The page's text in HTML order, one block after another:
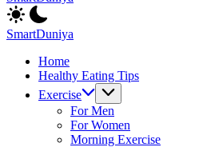
Be
Smart
&
Happy
Life
with
health
SmartDuniya
Smart
Happy
Home
Healthy Eating Tips
Exercise
For Men
For Women
Morning Exercise